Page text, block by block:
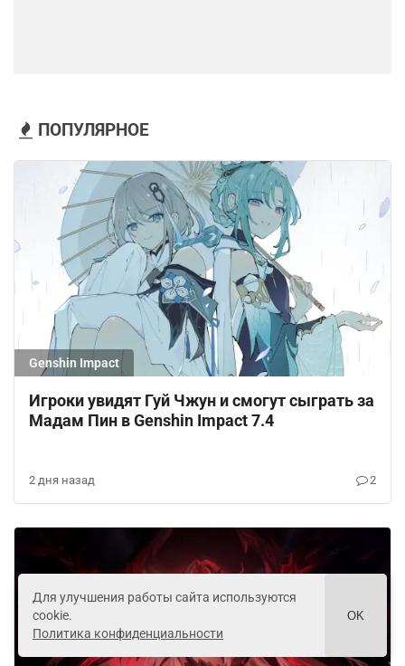
ПОПУЛЯРНОЕ
Genshin Impact
Игроки увидят Гуй Чжун и смогут сыграть за
Мадам Пин в Genshin Impact 7.4
2 дня назад 2
Для улучшения работы сайта используются
cookie.
Политика конфиденциальности
OK